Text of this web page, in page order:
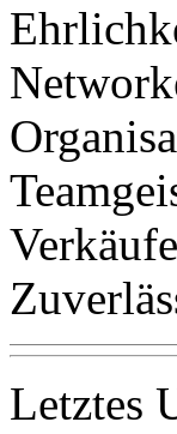
Letztes